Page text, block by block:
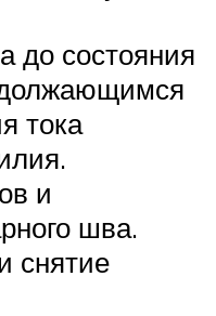
до состояния
тока
и
шва.
снятие